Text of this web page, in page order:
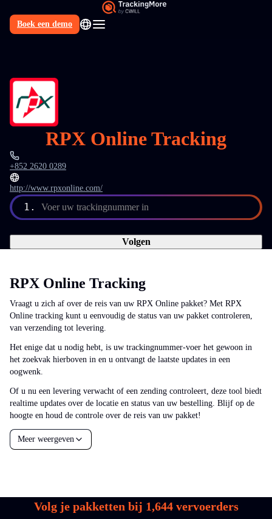
Boek een demo
RPX Online Tracking
+852 2620 0289
http://www.rpxonline.com/
1. Voer uw trackingnummer in
Volgen
RPX Online Tracking
Vraagt u zich af over de reis van uw RPX Online pakket? Met RPX
Online tracking kunt u eenvoudig de status van uw pakket controleren,
van verzending tot levering.
Het enige dat u nodig hebt, is uw trackingnummer-voer het gewoon in
het zoekvak hierboven in en u ontvangt de laatste updates in een
oogwenk.
Of u nu een levering verwacht of een zending controleert, deze tool biedt
realtime updates over de locatie en status van uw bestelling. Blijf op de
hoogte en houd de controle over de reis van uw pakket!
Meer weergeven
Volg je pakketten bij 1,644vervoerders